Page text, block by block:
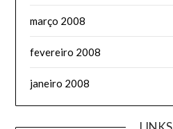
março 2008
fevereiro 2008
janeiro 2008